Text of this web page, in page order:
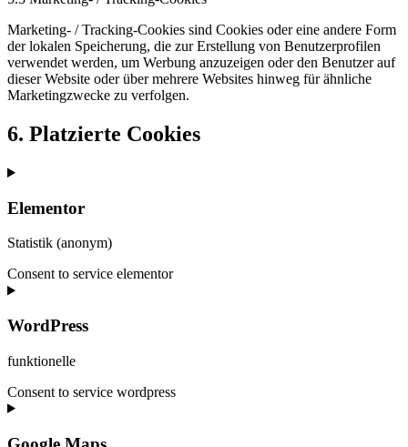
Marketing- / Tracking-Cookies sind Cookies oder eine andere Form
der lokalen Speicherung, die zur Erstellung von Benutzerprofilen
verwendet werden, um Werbung anzuzeigen oder den Benutzer auf
dieser Website oder über mehrere Websites hinweg für ähnliche
Marketingzwecke zu verfolgen.
6. Platzierte Cookies
Elementor
Statistik (anonym)
Consent to service elementor
WordPress
funktionelle
Consent to service wordpress